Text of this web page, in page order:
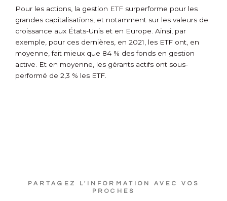
Pour les actions, la gestion ETF surperforme pour les
grandes capitalisations, et notamment sur les valeurs de
croissance aux États-Unis et en Europe. Ainsi, par
exemple, pour ces dernières, en 2021, les ETF ont, en
moyenne, fait mieux que 84 % des fonds en gestion
active. Et en moyenne, les gérants actifs ont sous-
performé de 2,3 % les ETF.
PARTAGEZ L'INFORMATION AVEC VOS
PROCHES